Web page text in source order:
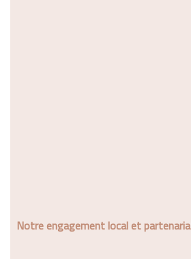
Notre engagement local et